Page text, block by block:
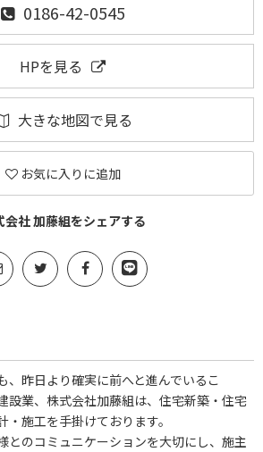
0186-42-0545
HPを見る
大きな地図で見る
お気に入りに追加
会社 加藤組をシェアする
、昨日より確実に前へと進んでいるこ
設業、株式会社加藤組は、住宅新築・住宅
・施工を手掛けております。
とのコミュニケーションを大切にし、施主